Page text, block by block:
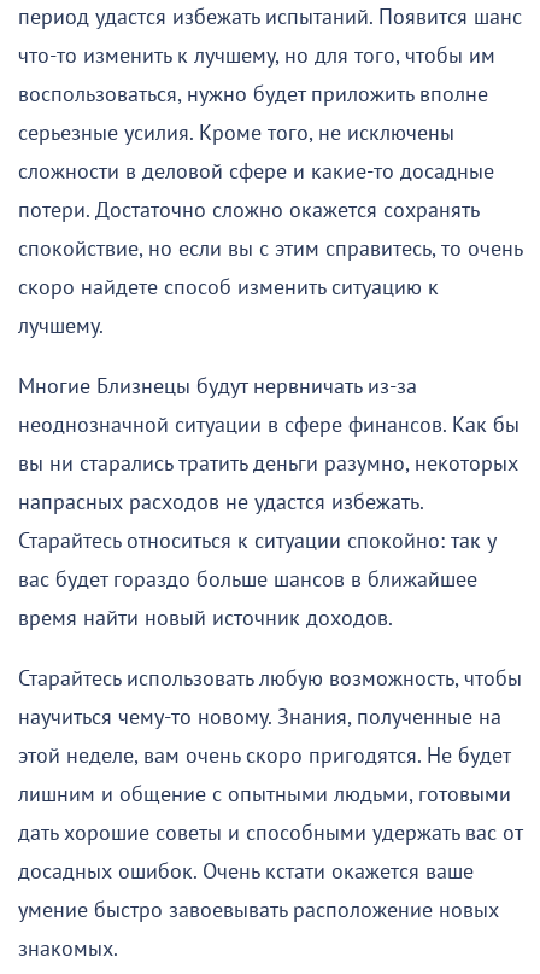
период удастся избежать испытаний. Появится шанс
что-то изменить к лучшему, но для того, чтобы им
воспользоваться, нужно будет приложить вполне
серьезные усилия. Кроме того, не исключены
сложности в деловой сфере и какие-то досадные
потери. Достаточно сложно окажется сохранять
спокойствие, но если вы с этим справитесь, то очень
скоро найдете способ изменить ситуацию к
лучшему.
Многие Близнецы будут нервничать из-за
неоднозначной ситуации в сфере финансов. Как бы
вы ни старались тратить деньги разумно, некоторых
напрасных расходов не удастся избежать.
Старайтесь относиться к ситуации спокойно: так у
вас будет гораздо больше шансов в ближайшее
время найти новый источник доходов.
Старайтесь использовать любую возможность, чтобы
научиться чему-то новому. Знания, полученные на
этой неделе, вам очень скоро пригодятся. Не будет
лишним и общение с опытными людьми, готовыми
дать хорошие советы и способными удержать вас от
досадных ошибок. Очень кстати окажется ваше
умение быстро завоевывать расположение новых
знакомых.